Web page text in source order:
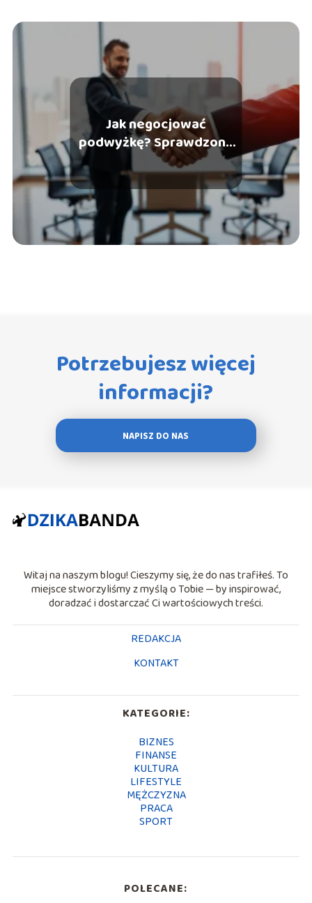
Jak negocjować
podwyżkę? Sprawdzone
strategie i porady
Potrzebujesz więcej
informacji?
NAPISZ DO NAS
Witaj na naszym blogu! Cieszymy się, że do nas trafiłeś. To
miejsce stworzyliśmy z myślą o Tobie — by inspirować,
doradzać i dostarczać Ci wartościowych treści.
REDAKCJA
KONTAKT
KATEGORIE:
BIZNES
FINANSE
KULTURA
LIFESTYLE
MĘŻCZYZNA
PRACA
SPORT
POLECANE: